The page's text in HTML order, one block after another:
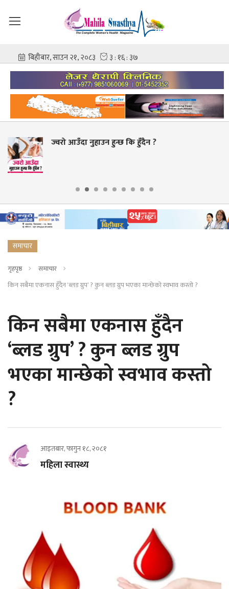
हुँदैन ?
युरिक एसिड बढ्नुको
समाचार
गृहपृष्ठ
समाचार
किन सबैमा एकनास हुँदैन ‘ब्लड ग्रुप’ ? कुन ब्लड ग्रुप भएका मान्छेको स्वभाव कस्तो ?
किन सबैमा एकनास हुँदैन
‘ब्लड ग्रुप’ ? कुन ब्लड ग्रुप
भएका मान्छेको स्वभाव कस्तो
?
आइतबार, फागुन १८, २०८१
महिला स्वास्थ्य